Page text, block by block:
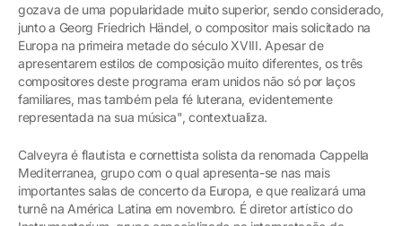
gozava de uma popularidade muito superior, sendo considerado,
junto a Georg Friedrich Händel, o compositor mais solicitado na
Europa na primeira metade do século XVIII. Apesar de
apresentarem estilos de composição muito diferentes, os três
compositores deste programa eram unidos não só por laços
familiares, mas também pela fé luterana, evidentemente
representada na sua música", contextualiza.
Calveyra é flautista e cornettista solista da renomada Cappella
Mediterranea, grupo com o qual apresenta-se nas mais
importantes salas de concerto da Europa, e que realizará uma
turnê na América Latina em novembro. É diretor artístico do